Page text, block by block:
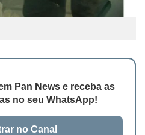
Pan News e receba as
no seu WhatsApp!
no Canal